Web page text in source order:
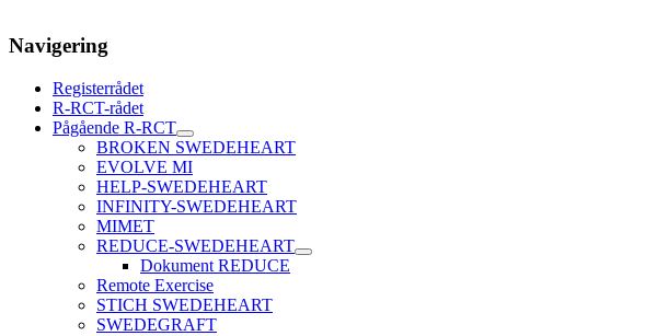
Navigering
Registerrådet
R-RCT-rådet
Pågående R-RCT
BROKEN SWEDEHEART
EVOLVE MI
HELP-SWEDEHEART
INFINITY-SWEDEHEART
MIMET
REDUCE-SWEDEHEART
Dokument REDUCE
Remote Exercise
STICH SWEDEHEART
SWEDEGRAFT